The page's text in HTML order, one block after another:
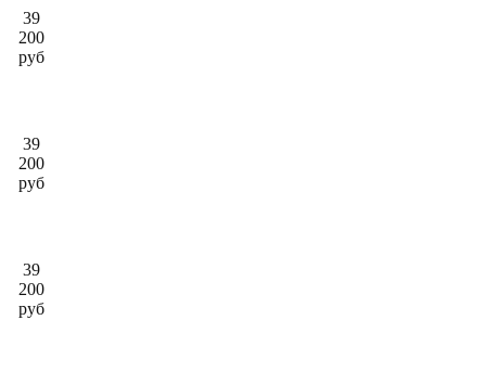
39
200
руб
39
200
руб
39
200
руб